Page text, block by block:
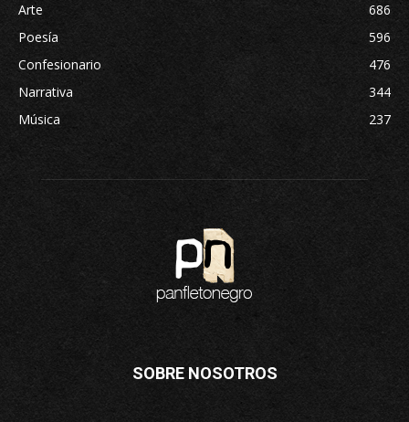
Arte
686
Poesía
596
Confesionario
476
Narrativa
344
Música
237
SOBRE NOSOTROS